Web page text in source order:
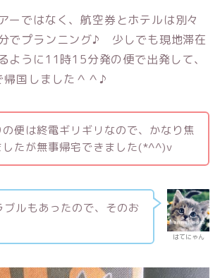
ーではなく、航空券とホテルは別々
でプランニング♪ 少しでも現地滞在
ように11時15分発の便で出発して、
国 しました＾＾♪
の便は終電ギリギリなので、かなり焦
したが無事帰宅できました(*^^)v
はてにゃん
ルもあったので、そのお